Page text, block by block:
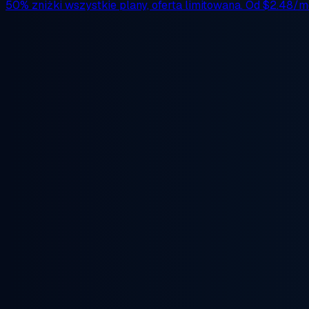
50% zniżki wszystkie plany, oferta limitowana. Od $2.48/